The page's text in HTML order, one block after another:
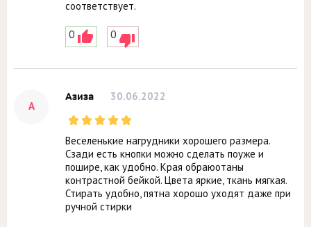
соответствует.
0 0
А
Азиза 30.06.2022
Веселенькие нагрудники хорошего размера.
Сзади есть кнопки можно сделать поуже и
пошире, как удобно. Края обраюотаны
контрастной бейкой. Цвета яркие, ткань мягкая.
Стирать удобно, пятна хорошо уходят даже при
ручной стирки